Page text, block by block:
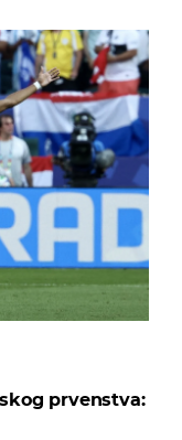
prvenstva: